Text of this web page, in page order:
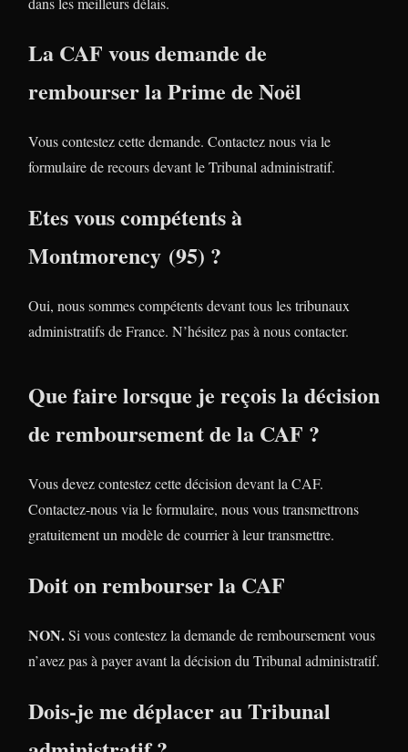
La CAF vous demande de
rembourser la Prime de Noël
Vous contestez cette demande. Contactez nous via le
formulaire de recours devant le Tribunal administratif.
Etes vous compétents à
Montmorency (95) ?
Oui, nous sommes compétents devant tous les tribunaux
administratifs de France. N’hésitez pas à nous contacter.
Que faire lorsque je reçois la décision
de remboursement de la CAF ?
Vous devez contestez cette décision devant la CAF.
Contactez-nous via le formulaire, nous vous transmettrons
gratuitement un modèle de courrier à leur transmettre.
Doit on rembourser la CAF
NON.Si vous contestez la demande de remboursement vous
n’avez pas à payer avant la décision du Tribunal administratif.
Dois-je me déplacer au Tribunal